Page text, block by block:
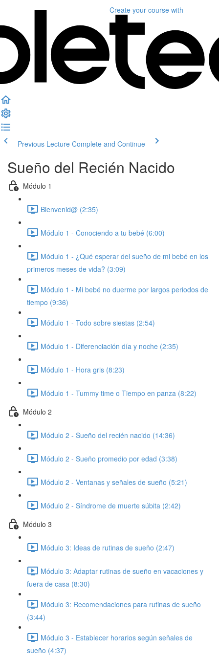
Create your course with
Previous Lecture Complete and Continue
Sueño del Recién Nacido
Módulo 1
Bienvenid@ (2:35)
Módulo 1 - Conociendo a tu bebé (6:00)
Módulo 1 - ¿Qué esperar del sueño de mi bebé en los
primeros meses de vida? (3:09)
Módulo 1 - Mi bebé no duerme por largos periodos de
tiempo (9:36)
Módulo 1 - Todo sobre siestas (2:54)
Módulo 1 - Diferenciación día y noche (2:35)
Módulo 1 - Hora gris (8:23)
Módulo 1 - Tummy time o Tiempo en panza (8:22)
Módulo 2
Módulo 2 - Sueño del recién nacido (14:36)
Módulo 2 - Sueño promedio por edad (3:38)
Módulo 2 - Ventanas y señales de sueño (5:21)
Módulo 2 - Síndrome de muerte súbita (2:42)
Módulo 3
Módulo 3: Ideas de rutinas de sueño (2:47)
Módulo 3: Adaptar rutinas de sueño en vacaciones y
fuera de casa (8:30)
Módulo 3: Recomendaciones para rutinas de sueño
(3:44)
Módulo 3 - Establecer horarios según señales de
sueño (4:37)